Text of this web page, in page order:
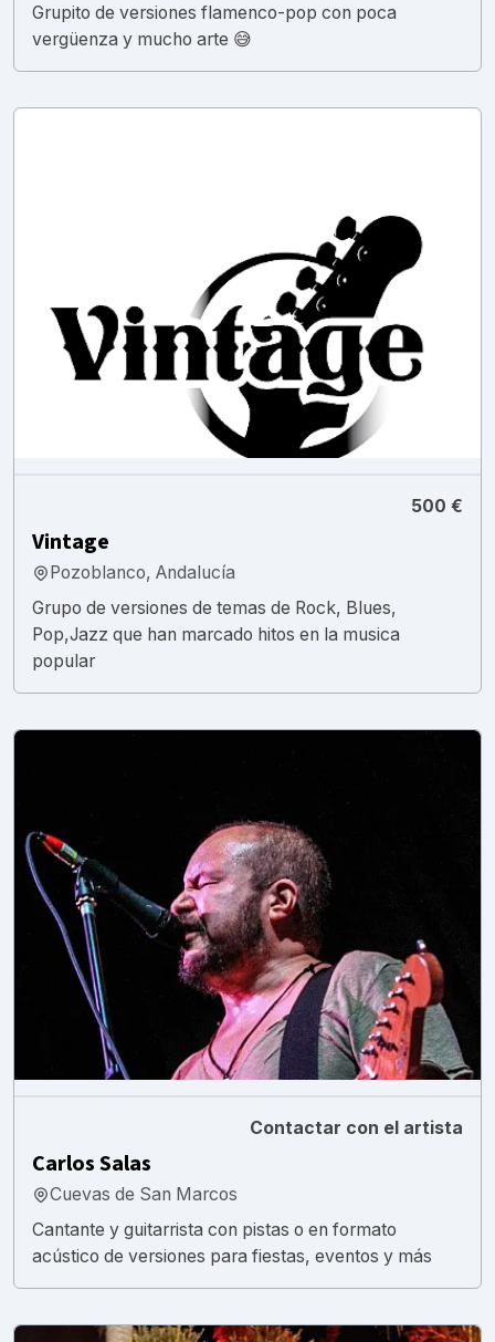
Grupito de versiones flamenco-pop con poca
vergüenza y mucho arte 😅
500 €
Vintage
Pozoblanco, Andalucía
Grupo de versiones de temas de Rock, Blues,
Pop,Jazz que han marcado hitos en la musica
popular
Contactar con el artista
Carlos Salas
Cuevas de San Marcos
Cantante y guitarrista con pistas o en formato
acústico de versiones para fiestas, eventos y más